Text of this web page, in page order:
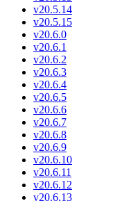
v20.5.14
v20.5.15
v20.6.0
v20.6.1
v20.6.2
v20.6.3
v20.6.4
v20.6.5
v20.6.6
v20.6.7
v20.6.8
v20.6.9
v20.6.10
v20.6.11
v20.6.12
v20.6.13